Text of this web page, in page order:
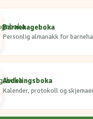
Barnehageboka
Personlig almanakk for
Avdelingsboka
Kalender, protokoll og